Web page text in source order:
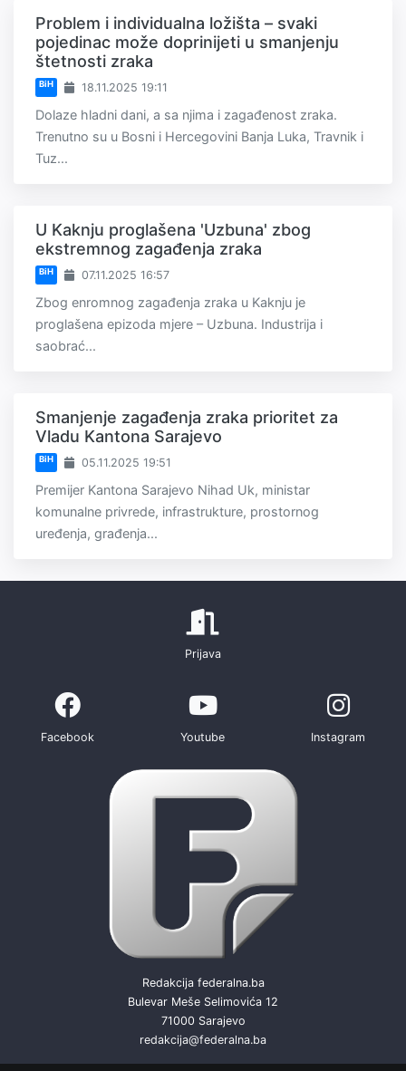
Problem i individualna ložišta – svaki
pojedinac može doprinijeti u smanjenju
štetnosti zraka
BiH 18.11.2025 19:11
Dolaze hladni dani, a sa njima i zagađenost zraka.
Trenutno su u Bosni i Hercegovini Banja Luka, Travnik i
Tuz...
U Kaknju proglašena 'Uzbuna' zbog
ekstremnog zagađenja zraka
BiH 07.11.2025 16:57
Zbog enromnog zagađenja zraka u Kaknju je
proglašena epizoda mjere – Uzbuna. Industrija i
saobrać...
Smanjenje zagađenja zraka prioritet za
Vladu Kantona Sarajevo
BiH 05.11.2025 19:51
Premijer Kantona Sarajevo Nihad Uk, ministar
komunalne privrede, infrastrukture, prostornog
uređenja, građenja...
Prijava
Facebook Youtube Instagram
Redakcija federalna.ba
Bulevar Meše Selimovića 12
71000 Sarajevo
redakcija@federalna.ba